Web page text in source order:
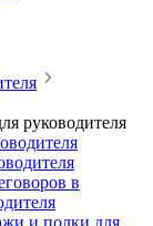
руководителя
в
и полки для